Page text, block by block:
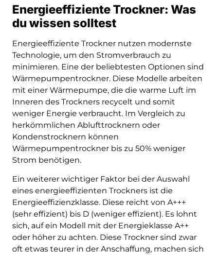
Energieeffiziente Trockner: Was
du wissen solltest
Energieeffiziente Trockner nutzen modernste
Technologie, um den Stromverbrauch zu
minimieren. Eine der beliebtesten Optionen sind
Wärmepumpentrockner. Diese Modelle arbeiten
mit einer Wärmepumpe, die die warme Luft im
Inneren des Trockners recycelt und somit
weniger Energie verbraucht. Im Vergleich zu
herkömmlichen Ablufttrocknern oder
Kondenstrocknern können
Wärmepumpentrockner bis zu 50% weniger
Strom benötigen.
Ein weiterer wichtiger Faktor bei der Auswahl
eines energieeffizienten Trockners ist die
Energieeffizienzklasse. Diese reicht von A+++
(sehr effizient) bis D (weniger effizient). Es lohnt
sich, auf ein Modell mit der Energieklasse A++
oder höher zu achten. Diese Trockner sind zwar
oft etwas teurer in der Anschaffung, machen sich